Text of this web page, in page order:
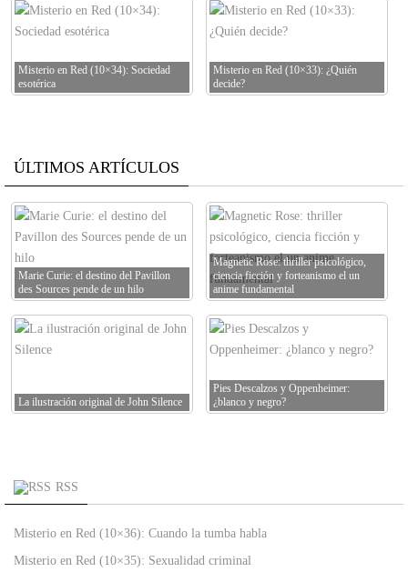
Misterio en Red (10×34): Sociedad
esotérica
Misterio en Red (10×33): ¿Quién
decide?
ÚLTIMOS ARTÍCULOS
Marie Curie: el destino del Pavillon
des Sources pende de un hilo
Magnetic Rose: thriller psicológico,
ciencia ficción y forteanismo el un
anime fundamental
La ilustración original de John Silence
Pies Descalzos y Oppenheimer:
¿blanco y negro?
RSS
Misterio en Red (10×36): Cuando la tumba habla
Misterio en Red (10×35): Sexualidad criminal